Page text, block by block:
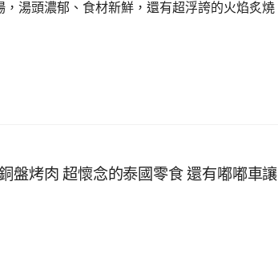
湯頭濃郁、食材新鮮，還有超浮誇的火焰炙燒
盤烤肉 超懷念的泰國零食 還有嘟嘟車讓